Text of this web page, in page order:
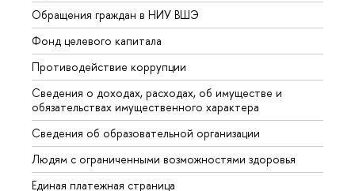
Обращения граждан в НИУ ВШЭ
Фонд целевого капитала
Противодействие коррупции
Сведения о доходах, расходах, об имуществе и
обязательствах имущественного характера
Сведения об образовательной организации
Людям с ограниченными возможностями здоровья
Единая платежная страница